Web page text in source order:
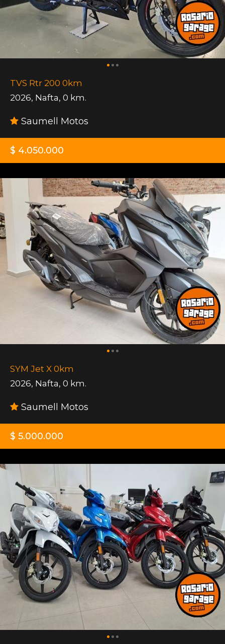
TVS Rtr 200 0km
2026, Nafta, 0 km.
Saumell Motos
$ 4.050.000
SYM Jet X 0km
2026, Nafta, 0 km.
Saumell Motos
$ 5.000.000